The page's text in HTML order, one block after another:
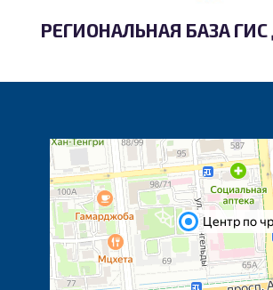
РЕГИОНАЛЬНАЯ БАЗА